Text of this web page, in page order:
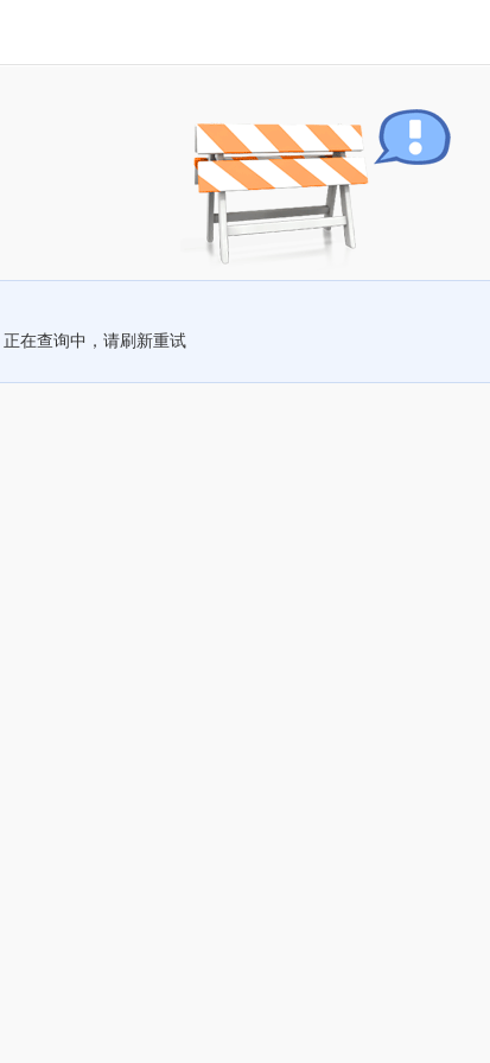
正在查询中，请刷新重试